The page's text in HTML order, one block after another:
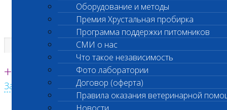
Единая круглосуточная справочная
+7 495 260 0 260
Заказать звонок с сайта
Оборудование и методы
Премия Хрустальная пробирка
Программа поддержки питомников
СМИ о нас
Что такое независимость
Фото лаборатории
Договор (оферта)
Правила оказания ветеринарной
Главная страница